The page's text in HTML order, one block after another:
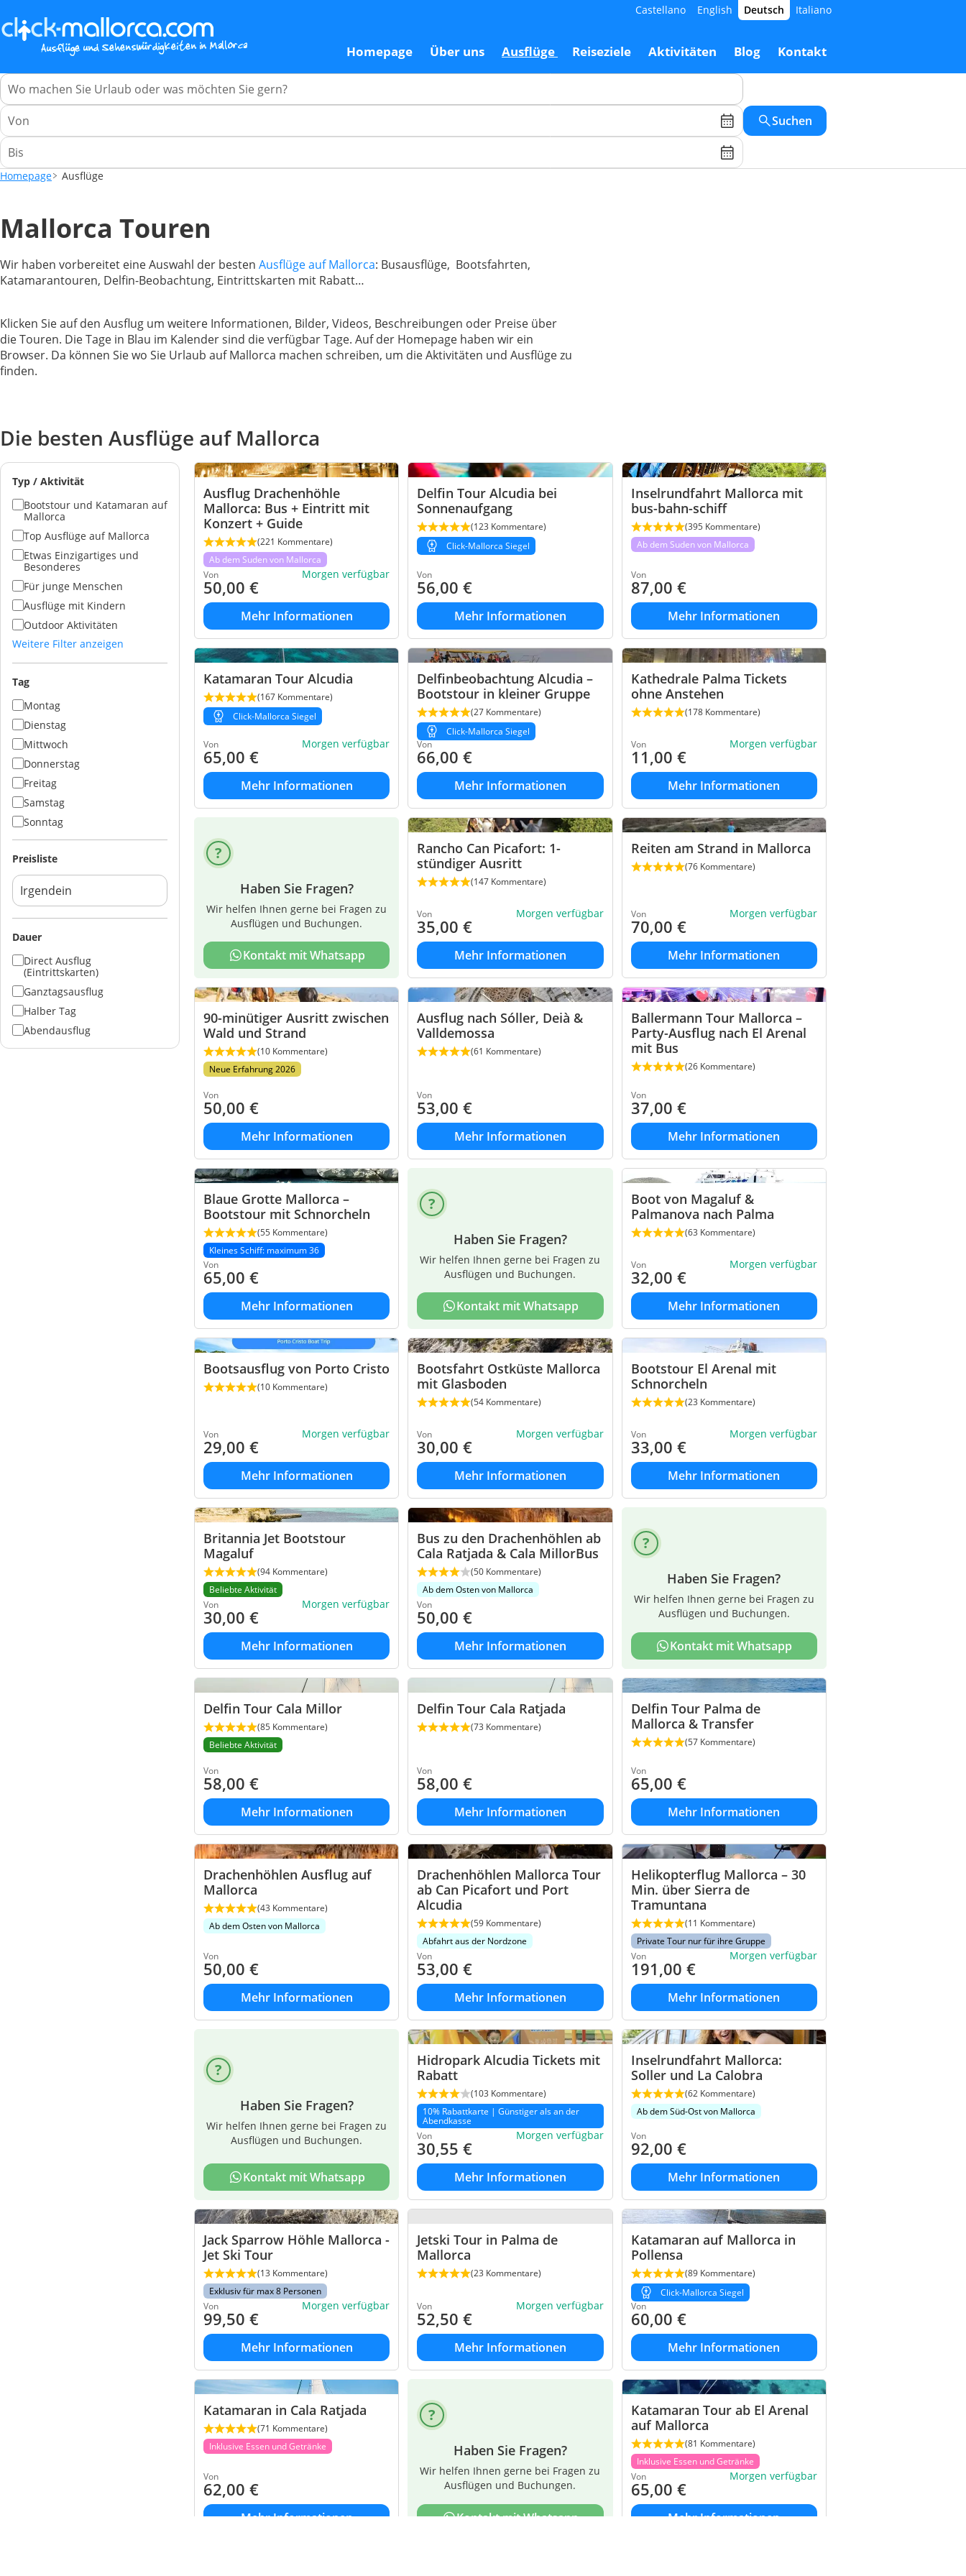
Homepage Über uns Ausflüge Reiseziele Aktivitäten Blog Kontakt
Castellano English Deutsch Italiano
Suchen
Homepage Ausflüge
Mallorca Touren
Wir haben vorbereitet eine Auswahl der besten Ausflüge auf Mallorca: Busausflüge, Bootsfahrten,
Katamarantouren, Delfin-Beobachtung, Eintrittskarten mit Rabatt…
Klicken Sie auf den Ausflug um weitere Informationen, Bilder, Videos, Beschreibungen oder Preise über
die Touren. Die Tage in Blau im Kalender sind die verfügbar Tage. Auf der Homepage haben wir ein
Browser. Da können Sie wo Sie Urlaub auf Mallorca machen schreiben, um die Aktivitäten und Ausflüge zu
finden.
Die besten Ausflüge auf Mallorca
Typ / Aktivität
Bootstour und Katamaran auf
Mallorca
Top Ausflüge auf Mallorca
Etwas Einzigartiges und
Besonderes
Für junge Menschen
Ausflüge mit Kindern
Outdoor Aktivitäten
Weitere Filter anzeigen
Tag
Montag
Dienstag
Mittwoch
Donnerstag
Freitag
Samstag
Sonntag
Preisliste
Dauer
Direct Ausflug
(Eintrittskarten)
Ganztagsausflug
Halber Tag
Abendausflug
Ausflug Drachenhöhle
Mallorca: Bus + Eintritt mit
Konzert + Guide
(221 Kommentare)
Ab dem Suden von Mallorca
Von
50,00 €
Morgen verfügbar
Mehr Informationen
Delfin Tour Alcudia bei
Sonnenaufgang
(123 Kommentare)
Click-Mallorca Siegel
Von
56,00€
Mehr Informationen
Inselrundfahrt Mallorca mit
bus-bahn-schiff
(395 Kommentare)
Ab dem Suden von Mallorca
Von
87,00 €
Mehr Informationen
Katamaran Tour Alcudia
(167 Kommentare)
Click-Mallorca Siegel
Von
65,00 €
Morgen verfügbar
Mehr Informationen
Delfinbeobachtung Alcudia –
Bootstour in kleiner Gruppe
(27 Kommentare)
Click-Mallorca Siegel
Von
66,00€
Mehr Informationen
Kathedrale Palma Tickets
ohne Anstehen
(178 Kommentare)
Von
11,00 €
Morgen verfügbar
Mehr Informationen
Haben Sie Fragen?
Wir helfen Ihnen gerne bei Fragen zu
Ausflügen und Buchungen.
Kontakt mit Whatsapp
Rancho Can Picafort: 1-
stündiger Ausritt
(147 Kommentare)
Von
35,00€
Morgen verfügbar
Mehr Informationen
Reiten am Strand in Mallorca
(76 Kommentare)
Von
70,00 €
Morgen verfügbar
Mehr Informationen
90-minütiger Ausritt zwischen
Wald und Strand
(10 Kommentare)
Neue Erfahrung 2026
Von
50,00 €
Mehr Informationen
Ausflug nach Sóller, Deià &
Valldemossa
(61 Kommentare)
Von
53,00€
Mehr Informationen
Ballermann Tour Mallorca –
Party-Ausflug nach El Arenal
mit Bus
(26 Kommentare)
Von
37,00 €
Mehr Informationen
Blaue Grotte Mallorca –
Bootstour mit Schnorcheln
(55 Kommentare)
Kleines Schiff: maximum 36
Von
65,00 €
Mehr Informationen
Haben Sie Fragen?
Wir helfen Ihnen gerne bei Fragen zu
Ausflügen und Buchungen.
Kontakt mit Whatsapp
Boot von Magaluf &
Palmanova nach Palma
(63 Kommentare)
Von
32,00 €
Morgen verfügbar
Mehr Informationen
Bootsausflug von Porto Cristo
(10 Kommentare)
Von
29,00 €
Morgen verfügbar
Mehr Informationen
Bootsfahrt Ostküste Mallorca
mit Glasboden
(54 Kommentare)
Von
30,00€
Morgen verfügbar
Mehr Informationen
Bootstour El Arenal mit
Schnorcheln
(23 Kommentare)
Von
33,00 €
Morgen verfügbar
Mehr Informationen
Britannia Jet Bootstour
Magaluf
(94 Kommentare)
Beliebte Aktivität
Von
30,00 €
Morgen verfügbar
Mehr Informationen
Bus zu den Drachenhöhlen ab
Cala Ratjada & Cala MillorBus
(50 Kommentare)
Ab dem Osten von Mallorca
Von
50,00€
Mehr Informationen
Haben Sie Fragen?
Wir helfen Ihnen gerne bei Fragen zu
Ausflügen und Buchungen.
Kontakt mit Whatsapp
Delfin Tour Cala Millor
(85 Kommentare)
Beliebte Aktivität
Von
58,00 €
Mehr Informationen
Delfin Tour Cala Ratjada
(73 Kommentare)
Von
58,00€
Mehr Informationen
Delfin Tour Palma de
Mallorca & Transfer
(57 Kommentare)
Von
65,00 €
Mehr Informationen
Drachenhöhlen Ausflug auf
Mallorca
(43 Kommentare)
Ab dem Osten von Mallorca
Von
50,00 €
Mehr Informationen
Drachenhöhlen Mallorca Tour
ab Can Picafort und Port
Alcudia
(59 Kommentare)
Abfahrt aus der Nordzone
Von
53,00€
Mehr Informationen
Helikopterflug Mallorca – 30
Min. über Sierra de
Tramuntana
(11 Kommentare)
Private Tour nur für ihre Gruppe
Von
191,00 €
Morgen verfügbar
Mehr Informationen
Haben Sie Fragen?
Wir helfen Ihnen gerne bei Fragen zu
Ausflügen und Buchungen.
Kontakt mit Whatsapp
Hidropark Alcudia Tickets mit
Rabatt
(103 Kommentare)
10% Rabattkarte | Günstiger als an der
Abendkasse
Von
30,55€
Morgen verfügbar
Mehr Informationen
Inselrundfahrt Mallorca:
Soller und La Calobra
(62 Kommentare)
Ab dem Süd-Ost von Mallorca
Von
92,00 €
Mehr Informationen
Jack Sparrow Höhle Mallorca -
Jet Ski Tour
(13 Kommentare)
Exklusiv für max 8 Personen
Von
99,50 €
Morgen verfügbar
Mehr Informationen
Jetski Tour in Palma de
Mallorca
(23 Kommentare)
Von
52,50€
Morgen verfügbar
Mehr Informationen
Katamaran auf Mallorca in
Pollensa
(89 Kommentare)
Click-Mallorca Siegel
Von
60,00 €
Mehr Informationen
Katamaran in Cala Ratjada
(71 Kommentare)
Inklusive Essen und Getränke
Von
62,00 €
Mehr Informationen
Haben Sie Fragen?
Wir helfen Ihnen gerne bei Fragen zu
Ausflügen und Buchungen.
Kontakt mit Whatsapp
Katamaran Tour ab El Arenal
auf Mallorca
(81 Kommentare)
Inklusive Essen und Getränke
Von
65,00 €
Morgen verfügbar
Mehr Informationen